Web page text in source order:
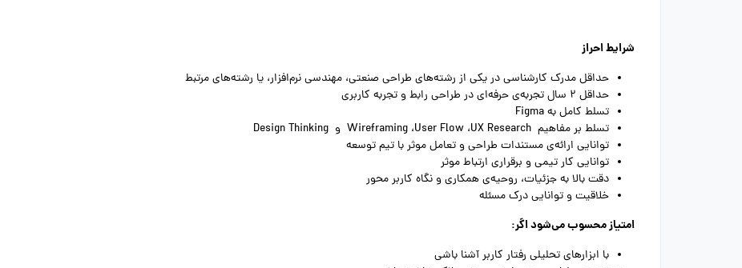
شرایط احراز
حداقل مدرک کارشناسی در یکی از رشته‌های طراحی صنعتی، مهندسی نرم‌افزار، یا رشته‌های مرتبط
حداقل 2 سال تجربه‌ی حرفه‌ای در طراحی رابط و تجربه کاربری
تسلط کامل بهFigma
تسلط بر مفاهیم UX Research، User Flow، Wireframing و Design Thinking
توانایی ارائه‌ی مستندات طراحی و تعامل موثر با تیم توسعه
توانایی کار تیمی و برقراری ارتباط موثر
دقت بالا به جزئیات، روحیه‌ی همکاری و نگاه کاربر محور
خلاقیت و توانایی درک مسئله
امتیاز محسوب می‌شود اگر:
با ابزارهای تحلیلی رفتار کاربر آشنا باشی